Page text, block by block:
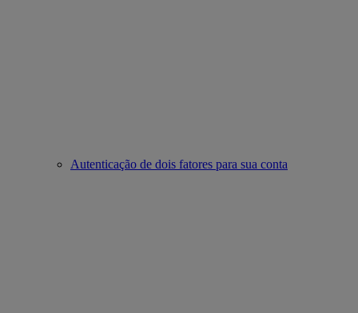
Autenticação de dois fatores para sua conta